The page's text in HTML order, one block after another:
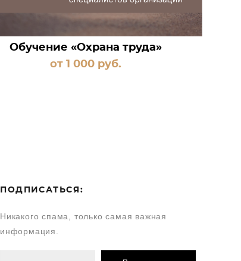
Обучение «Охрана труда»
от 1 000 pуб.
ПОДПИСАТЬСЯ:
Никакого спама, только самая важная
информация.